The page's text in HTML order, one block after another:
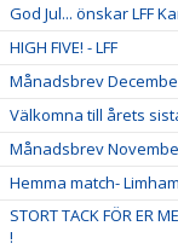
God Jul... önskar LFF
HIGH FIVE! - LFF
Månadsbrev
Välkomna till årets
Månadsbrev
Hemma match-
STORT TACK FÖR ER
!